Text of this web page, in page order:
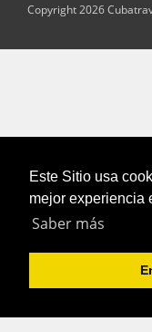
Este Sitio usa
mejor experiencia
Saber más
Copyright 2026